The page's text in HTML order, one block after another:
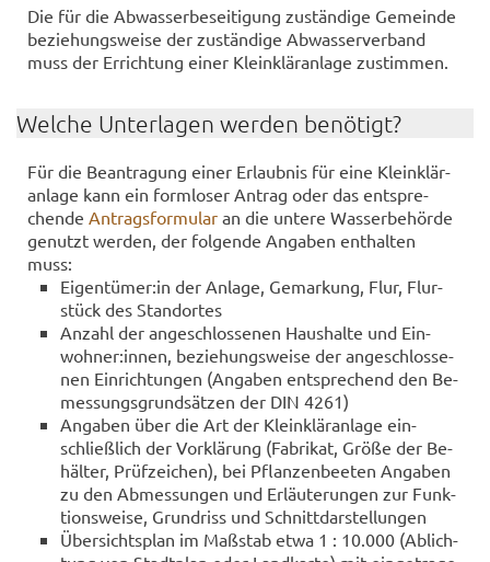
Die für die Ab­was­ser­be­sei­ti­gung zu­stän­di­ge Ge­mein­de
be­zie­hungs­wei­se der zu­stän­di­ge Ab­was­ser­ver­band
muss der Er­rich­tung einer Klein­klär­an­la­ge zu­stim­men.
Wel­che Un­ter­la­gen wer­den be­nö­tigt?
Für die Be­an­tra­gung einer Er­laub­nis für eine Klein­klär­
an­la­ge kann ein form­lo­ser An­trag oder das ent­spre­
chen­de An­trags­for­mu­lar an die un­te­re Was­ser­be­hör­de
ge­nutzt wer­den, der fol­gen­de An­ga­ben ent­hal­ten
muss:
Ei­gen­tü­mer:in der An­la­ge, Ge­mar­kung, Flur, Flur­
stück des Stand­or­tes
An­zahl der an­ge­schlos­se­nen Haus­hal­te und Ein­
woh­ner:innen, be­zie­hungs­wei­se der an­ge­schlos­se­
nen Ein­rich­tun­gen (An­ga­ben ent­spre­chend den Be­
mes­sungs­grund­sät­zen der DIN 4261)
An­ga­ben über die Art der Klein­klär­an­la­ge ein­
schließ­lich der Vor­klä­rung (Fa­bri­kat, Größe der Be­
häl­ter, Prüf­zei­chen), bei Pflan­zen­bee­ten An­ga­ben
zu den Ab­mes­sun­gen und Er­läu­te­run­gen zur Funk­
ti­ons­wei­se, Grund­riss und Schnitt­dar­stel­lun­gen
Über­sichts­plan im Maß­stab etwa 1 : 10.000 (Ab­lich­